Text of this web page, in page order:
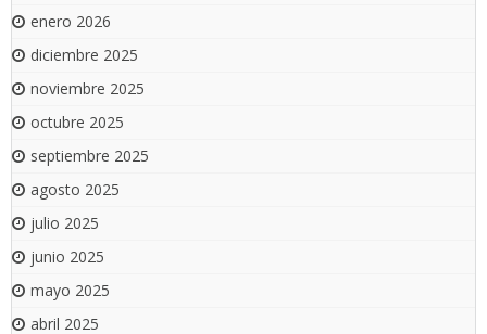
enero 2026
diciembre 2025
noviembre 2025
octubre 2025
septiembre 2025
agosto 2025
julio 2025
junio 2025
mayo 2025
abril 2025